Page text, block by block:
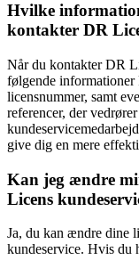
Hvilke
kontakter DR
Når du kontakter DR
følgende informationer
licensnummer, samt
referencer, der
give dig en mere
Kan jeg ændre
Licens
Ja, du kan ændre dine
kundeservice. Hvis du